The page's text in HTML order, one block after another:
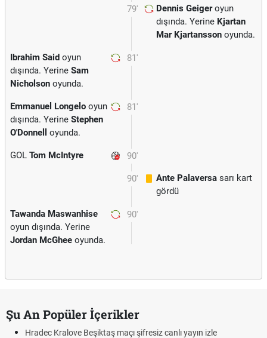
79' Dennis Geigeroyun
dışında. Yerine Kjartan
Mar Kjartansson oyunda.
81'
Ibrahim Said oyun
dışında. Yerine Sam
Nicholson oyunda.
81'
Emmanuel Longelo oyun
dışında. Yerine Stephen
O'Donnell
oyunda.
90'
GOL Tom McIntyre
90' Ante Palaversa sarı kart
gördü
90'
Tawanda Maswanhise
oyun dışında. Yerine
Jordan McGhee oyunda.
Şu An Popüler İçerikler
Hradec Kralove Beşiktaş maçı şifresiz canlı yayın izle